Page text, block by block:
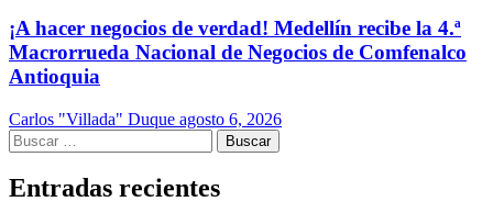
¡A hacer negocios de verdad! Medellín recibe la 4.ª
Macrorrueda Nacional de Negocios de Comfenalco
Antioquia
Carlos "Villada" Duque agosto 6, 2026
Buscar:
Entradas recientes